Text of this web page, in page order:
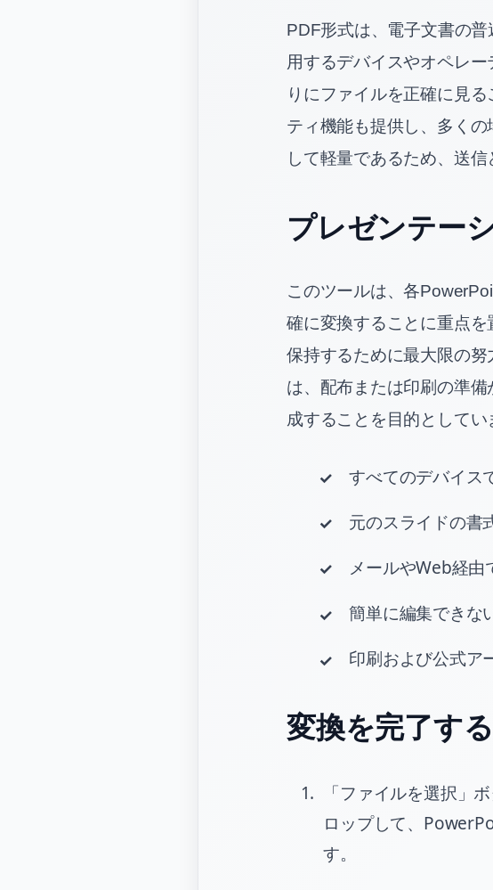
PDF形式は、電子文書の
用するデバイスやオペレ
りにファイルを正確に見
ティ機能も提供し、多く
して軽量であるため、送信
プレゼンテー
このツールは、各
確に変換することに重点
保持するために最大限の
は、配布または印刷の準
成することを目的としてい
すべてのデバイス
元のスライドの書
メールやWeb経由
簡単に編集できな
印刷および公式ア
変換を完了す
「ファイルを選択」
ロップして、
す。